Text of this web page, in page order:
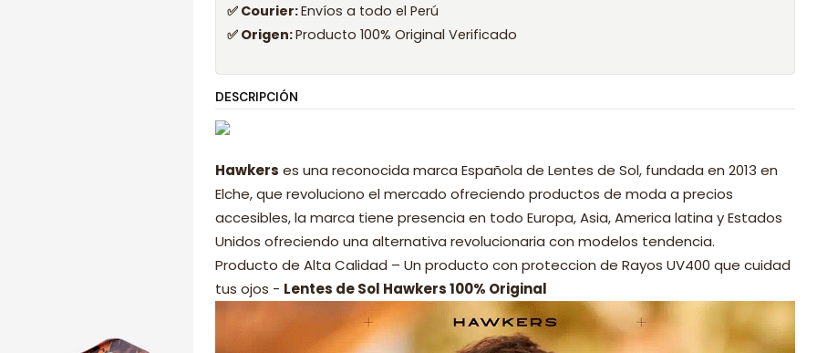
✅ Courier:Envíos a todo el Perú
✅ Origen:Producto 100% Original Verificado
DESCRIPCIÓN
Hawkers es una reconocida marca Española de Lentes de Sol, fundada en 2013 en
Elche, que revoluciono el mercado ofreciendo productos de moda a precios
accesibles, la marca tiene presencia en todo Europa, Asia, America latina y Estados
Unidos ofreciendo una alternativa revolucionaria con modelos tendencia.
Producto de Alta Calidad – Un producto con proteccion de Rayos UV400 que cuidad
tus ojos - Lentes de Sol Hawkers 100% Original